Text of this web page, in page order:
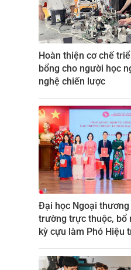
Hoàn thiện cơ chế
bổng cho người học
nghệ chiến lược
Đại học Ngoại
trường trực thuộc, bổ
kỳ cựu làm Phó Hiệu